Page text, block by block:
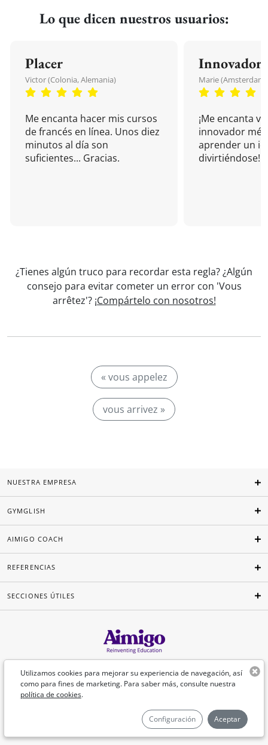
Lo que dicen nuestros usuarios:
Placer
Victor (Colonia, Alemania)
Me encanta hacer mis cursos
de francés en línea. Unos diez
minutos al día son
suficientes... Gracias.
Innovador
Marie (Amsterdam,
¡Me encanta
innovador
aprender un
divirtiéndose!
¿Tienes algún truco para recordar esta regla? ¿Algún
consejo para evitar cometer un error con 'Vous
arrêtez'? ¡Compártelo con nosotros!
« vous appelez
vous arrivez »
Utilizamos cookies para mejorar su experiencia de navegación, así
como para fines de marketing. Para saber más, consulte nuestra
política de cookies.
Configuración Aceptar
NUESTRA EMPRESA
GYMGLISH
AIMIGO COACH
REFERENCIAS
SECCIONES ÚTILES
Español